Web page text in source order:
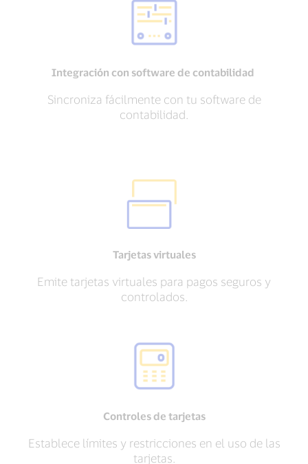
Integración con software de contabilidad
Sincroniza fácilmente con tu software de
contabilidad.
Tarjetas virtuales
Emite tarjetas virtuales para pagos seguros y
controlados.
Controles de tarjetas
Establece límites y restricciones en el uso de las
tarjetas.